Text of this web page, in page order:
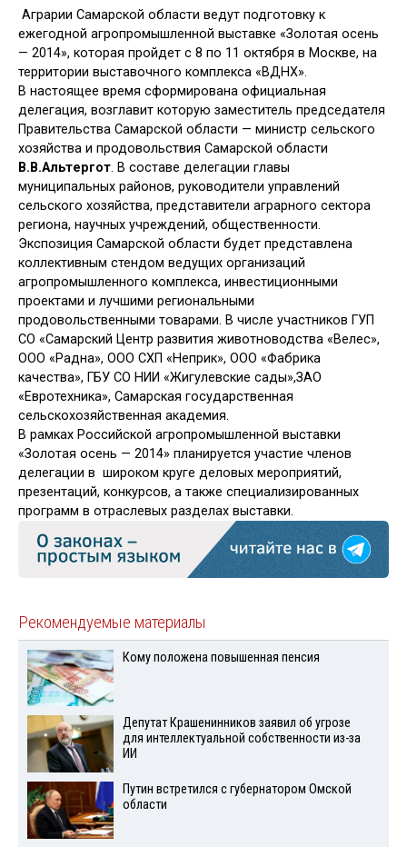
Аграрии Самарской области ведут подготовку к
ежегодной агропромышленной выставке «Золотая осень
— 2014», которая пройдет с 8 по 11 октября в Москве, на
территории выставочного комплекса «ВДНХ».
В настоящее время сформирована официальная
делегация, возглавит которую заместитель председателя
Правительства Самарской области — министр сельского
хозяйства и продовольствия Самарской области
В.В.Альтергот. В составе делегации главы
муниципальных районов, руководители управлений
сельского хозяйства, представители аграрного сектора
региона, научных учреждений, общественности.
Экспозиция Самарской области будет представлена
коллективным стендом ведущих организаций
агропромышленного комплекса, инвестиционными
проектами и лучшими региональными
продовольственными товарами. В числе участников ГУП
СО «Самарский Центр развития животноводства «Велес»,
ООО «Радна», ООО СХП «Неприк», ООО «Фабрика
качества», ГБУ СО НИИ «Жигулевские сады»,ЗАО
«Евротехника», Самарская государственная
сельскохозяйственная академия.
В рамках Российской агропромышленной выставки
«Золотая осень — 2014» планируется участие членов
делегации в широком круге деловых мероприятий,
презентаций, конкурсов, а также специализированных
программ в отраслевых разделах выставки.
Рекомендуемые материалы
Кому положена повышенная пенсия
Депутат Крашенинников заявил об угрозе
для интеллектуальной собственности из-за
ИИ
Путин встретился с губернатором Омской
области